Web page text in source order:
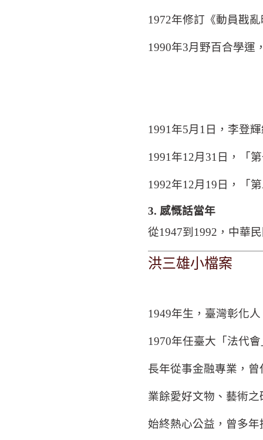
1972年修訂《動員戡
1990年3月野百合學運
1991 年5月 1 日，李登
1991 年12月 31 日，「
1992年12月 19 日，「
3. 感慨話當年
從1947到 1992 ，中華
洪三雄小檔案
1949年生，臺灣彰化人
1970年任臺大「法代
長年從事金融專業，
業餘愛好文物、藝術
始終熱心公益，曾多